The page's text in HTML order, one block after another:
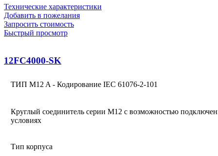
Технические характеристики
Добавить в пожелания
Запросить стоимость
Быстрый просмотр
12FC4000-SK
ТИП M12 A - Кодирование IEC 61076-2-101
Круглый соединитель серии M12 с возможностью
условиях
Тип корпуса